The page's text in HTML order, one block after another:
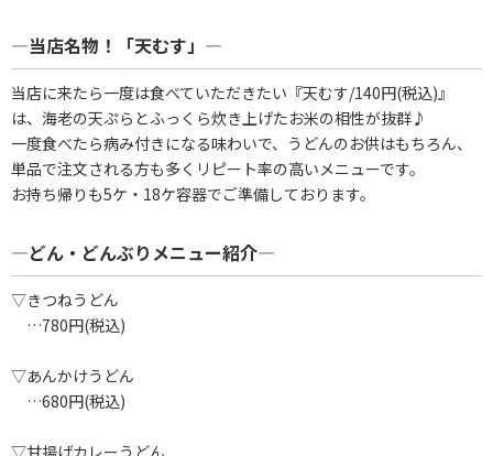
―当店名物！「天むす」―
当店に来たら一度は食べていただきたい『天むす/140円(税込)』
は、海老の天ぷらとふっくら炊き上げたお米の相性が抜群♪
一度食べたら病み付きになる味わいで、うどんのお供はもちろん、
単品で注文される方も多くリピート率の高いメニューです。
お持ち帰りも5ケ・18ケ容器でご準備しております。
―どん・どんぶりメニュー紹介―
▽きつねうどん
…780円(税込)
▽あんかけうどん
…680円(税込)